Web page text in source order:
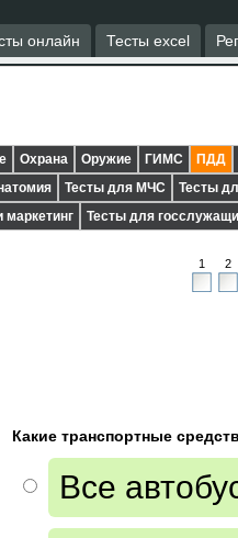
онлайн Тесты excel
Охрана Оружие ГИМС ПДД
Тесты для МЧС Тесты
Тесты для
1
2
Какие транспортные
Все